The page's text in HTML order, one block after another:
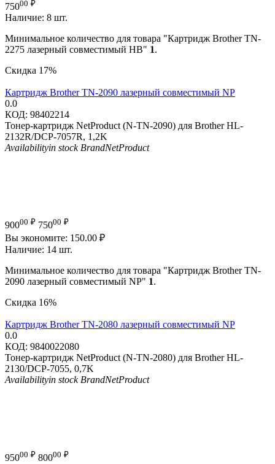
75000 ₽
Наличие: 8 шт.
Минимальное количество для товара "Картридж Brother TN-
2275 лазерный совместимый HB" 1.
Скидка 17%
Картридж Brother TN-2090 лазерный совместимый NP
0.0
КОД: 98402214
Тонер-картридж NetProduct (N-TN-2090) для Brother HL-
2132R/DCP-7057R, 1,2K
Availabilityin stock BrandNetProduct
90000 ₽ 75000 ₽
Вы экономите: 150.00 ₽
Наличие: 14 шт.
Минимальное количество для товара "Картридж Brother TN-
2090 лазерный совместимый NP" 1.
Скидка 16%
Картридж Brother TN-2080 лазерный совместимый NP
0.0
КОД: 9840022080
Тонер-картридж NetProduct (N-TN-2080) для Brother HL-
2130/DCP-7055, 0,7K
Availabilityin stock BrandNetProduct
95000 ₽ 80000 ₽